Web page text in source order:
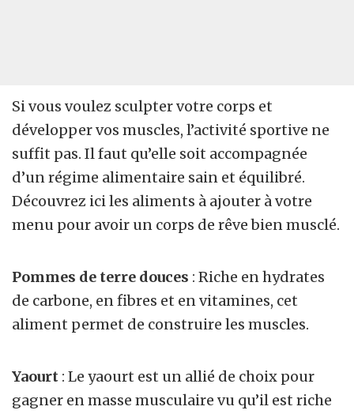
Si vous voulez sculpter votre corps et
développer vos muscles, l’activité sportive ne
suffit pas. Il faut qu’elle soit accompagnée
d’un régime alimentaire sain et équilibré.
Découvrez ici les aliments à ajouter à votre
menu pour avoir un corps de rêve bien musclé.
Pommes de terre douces : Riche en hydrates
de carbone, en fibres et en vitamines, cet
aliment permet de construire les muscles.
Yaourt : Le yaourt est un allié de choix pour
gagner en masse musculaire vu qu’il est riche